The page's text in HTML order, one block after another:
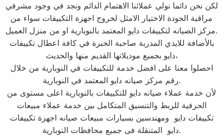
لكن نحن دائما نولي عملائنا الاهتمام الدائم ونجد في وجود مشرفي
مراقبة الجودة الاختيار الامثل لخروج اجهزة التكييفات سواء من
مركز الصيانه لتكييفات دايو المعتمد بالنوبارية او من منزل العميل.
بالأضافة للايدي المدربة صاحبة الخبرة في كافة اعطال تكييفات
دايو بجميع موديلاتها القديم منها والحديث،
احصلوا معنا على افضل خدمة للتكييفات في النوبارية من خلال
رقم مركز صيانه دايو المعتمد في النوبارية.
لأن خدمة عملاء صيانه دايو للتكييفات بالنوبارية اعلى مستوى من
الحرفية للربط والتنسيق المتكامل بين خدمة عملاء مبيعات
تكييفات دايو ومهندسين بسيارات مبيعات صيانه اجهزة تكييفات
دايو المتنقلة فى جميع محافظات النوبارية.